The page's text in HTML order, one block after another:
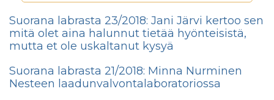
Suorana labrasta 23/2018: Jani Järvi kertoo sen
mitä olet aina halunnut tietää hyönteisistä,
mutta et ole uskaltanut kysyä
Suorana labrasta 21/2018: Minna Nurminen
Nesteen laadunvalvontalaboratoriossa